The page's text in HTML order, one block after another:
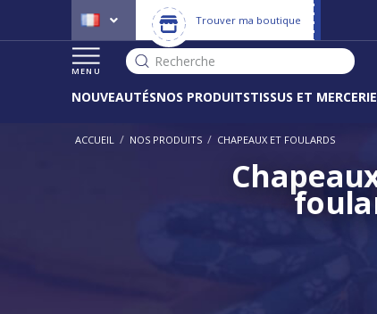
Trouver ma boutique
MENU
Recherche
NOUVEAUTÉSNOS PRODUITSTISSUS ET MERCERIE
ACCUEIL / NOS PRODUITS / CHAPEAUX ET FOULARDS